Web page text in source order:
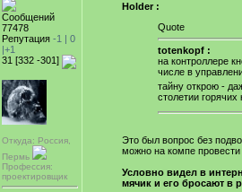
Сообщений
77478
Репутация -1 | 0
|+1
31 [332 -301]
Откуда: Россия,
Пермь
Профессия:
проектировщик
Holder :
Quote
totenkopf :
на контроллере
числе в
тайну открою -
столетии
Это был вопрос без
можно на компе
Условно видел в
мячик и его бросают в